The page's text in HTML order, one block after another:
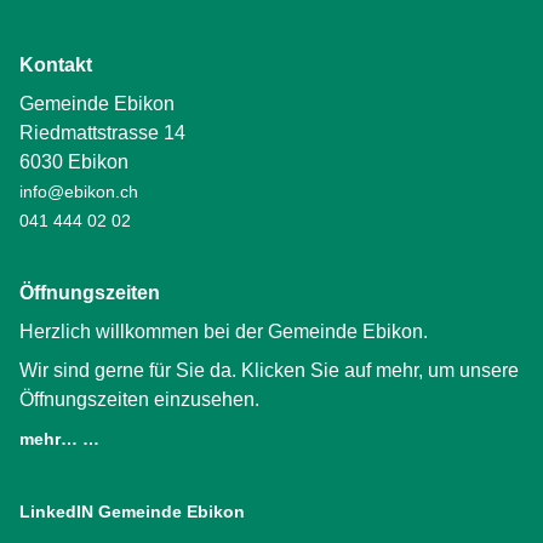
Kontakt
Gemeinde Ebikon
Riedmattstrasse 14
6030 Ebikon
info@ebikon.ch
041 444 02 02
Öffnungszeiten
Herzlich willkommen bei der Gemeinde Ebikon.
Wir sind gerne für Sie da. Klicken Sie auf mehr, um unsere
Öffnungszeiten einzusehen.
mehr… …
LinkedIN Gemeinde Ebikon